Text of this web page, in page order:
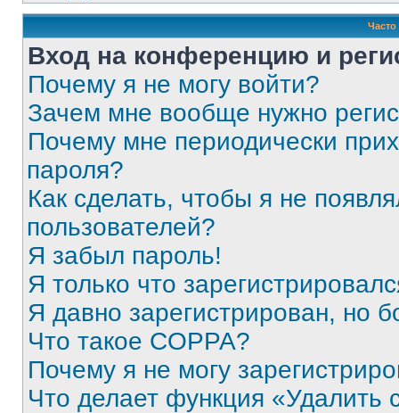
Вход на конференцию и
Почему я не могу войти?
Зачем мне вообще нужно
Почему мне периодически
пароля?
Как сделать, чтобы я не
пользователей?
Я забыл пароль!
Я только что
Я давно зарегистрирован, но
Что такое COPPA?
Почему я не могу
Что делает функция «Удалить